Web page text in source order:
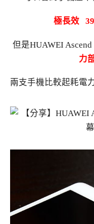
極長效
但是HUAWEI
力
兩支手機比較起耗電